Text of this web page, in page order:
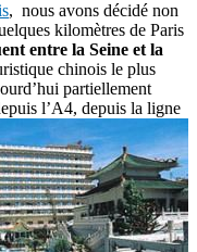
, nous avons décidé non
kilomètres de Paris
entre la Seine et la
chinois le plus
partiellement
l’A4, depuis la ligne